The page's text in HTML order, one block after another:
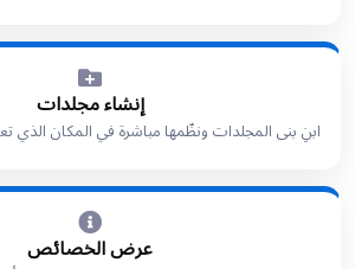
إنشاء مجلدات
ابنِ بنى المجلدات ونظّمها مباشرة في المكان الذي
عرض الخصائص